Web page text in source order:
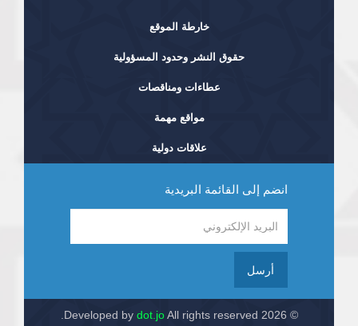
خارطة الموقع
حقوق النشر وحدود المسؤولية
عطاءات ومناقصات
مواقع مهمة
علاقات دولية
انضم إلى القائمة البريدية
أرسل
© 2026 Developed by
dot.joAll rights reserved.